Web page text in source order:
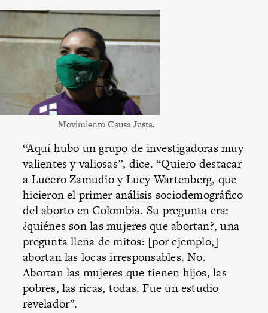
Movimiento Causa Justa.
“Aquí hubo un grupo de investigadoras muy
valientes y valiosas”, dice. “Quiero destacar
a Lucero Zamudio y Lucy Wartenberg, que
hicieron el primer análisis sociodemográfico
del aborto en Colombia. Su pregunta era:
¿quiénes son las mujeres que abortan?, una
pregunta llena de mitos: [por ejemplo,]
abortan las locas irresponsables. No.
Abortan las mujeres que tienen hijos, las
pobres, las ricas, todas. Fue un estudio
revelador”.